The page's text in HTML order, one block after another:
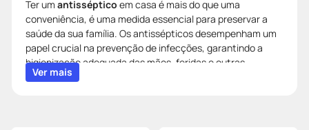
5º
shampoo
6º
tadalafila
7º
mounjaro
ozivy
Ter um antisséptico em casa é mais do que uma
conveniência, é uma medida essencial para preservar a
saúde da sua família. Os antissépticos desempenham um
papel crucial na prevenção de infecções, garantindo a
higienização adequada das mãos, feridas e outras
superfícies.
Ver mais